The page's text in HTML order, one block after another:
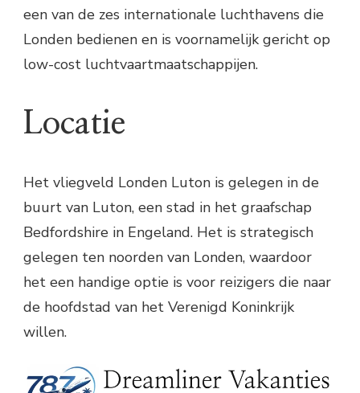
een van de zes internationale luchthavens die
Londen bedienen en is voornamelijk gericht op
low-cost luchtvaartmaatschappijen.
Locatie
Het vliegveld Londen Luton is gelegen in de
buurt van Luton, een stad in het graafschap
Bedfordshire in Engeland. Het is strategisch
gelegen ten noorden van Londen, waardoor
het een handige optie is voor reizigers die naar
de hoofdstad van het Verenigd Koninkrijk
willen.